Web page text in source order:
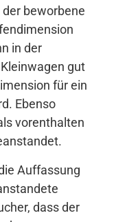
beworbene
in der
gut
für ein
Ebenso
vorenthalten
Auffassung
dass der